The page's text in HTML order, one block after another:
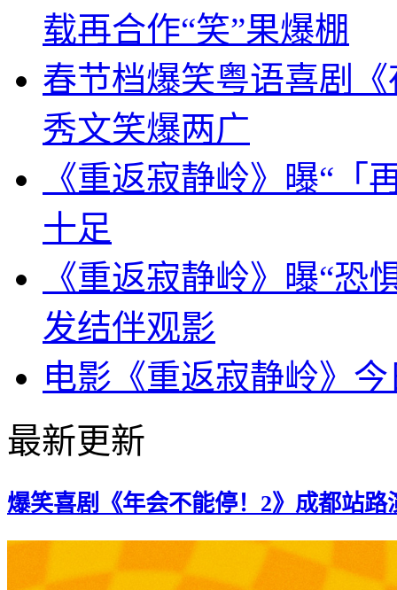
载再合作“笑”果爆棚
春节档爆笑粤语喜剧
秀文笑爆两广
《重返寂静岭》曝“「
十足
《重返寂静岭》曝“恐
发结伴观影
电影《重返寂静岭》
最新更新
爆笑喜剧《年会不能停！2》成都站